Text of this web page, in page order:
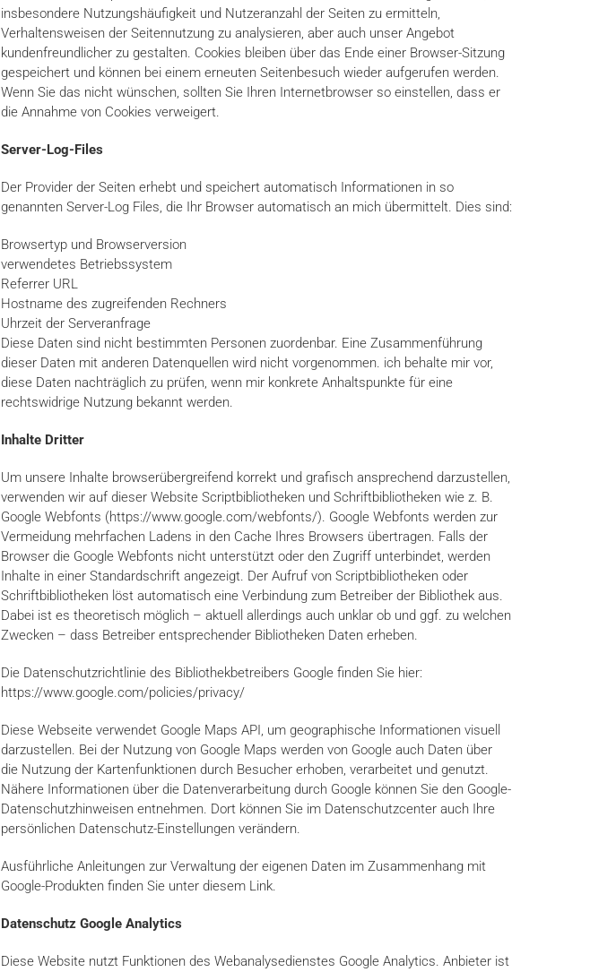
insbesondere Nutzungshäufigkeit und Nutzeranzahl der Seiten zu ermitteln,
Verhaltensweisen der Seitennutzung zu analysieren, aber auch unser Angebot
kundenfreundlicher zu gestalten. Cookies bleiben über das Ende einer Browser-Sitzung
gespeichert und können bei einem erneuten Seitenbesuch wieder aufgerufen werden.
Wenn Sie das nicht wünschen, sollten Sie Ihren Internetbrowser so einstellen, dass er
die Annahme von Cookies verweigert.
Server-Log-Files
Der Provider der Seiten erhebt und speichert automatisch Informationen in so
genannten Server-Log Files, die Ihr Browser automatisch an mich übermittelt. Dies sind:
Browsertyp und Browserversion
verwendetes Betriebssystem
Referrer URL
Hostname des zugreifenden Rechners
Uhrzeit der Serveranfrage
Diese Daten sind nicht bestimmten Personen zuordenbar. Eine Zusammenführung
dieser Daten mit anderen Datenquellen wird nicht vorgenommen. ich behalte mir vor,
diese Daten nachträglich zu prüfen, wenn mir konkrete Anhaltspunkte für eine
rechtswidrige Nutzung bekannt werden.
Inhalte Dritter
Um unsere Inhalte browserübergreifend korrekt und grafisch ansprechend darzustellen,
verwenden wir auf dieser Website Scriptbibliotheken und Schriftbibliotheken wie z. B.
Google Webfonts (https://www.google.com/webfonts/). Google Webfonts werden zur
Vermeidung mehrfachen Ladens in den Cache Ihres Browsers übertragen. Falls der
Browser die Google Webfonts nicht unterstützt oder den Zugriff unterbindet, werden
Inhalte in einer Standardschrift angezeigt. Der Aufruf von Scriptbibliotheken oder
Schriftbibliotheken löst automatisch eine Verbindung zum Betreiber der Bibliothek aus.
Dabei ist es theoretisch möglich – aktuell allerdings auch unklar ob und ggf. zu welchen
Zwecken – dass Betreiber entsprechender Bibliotheken Daten erheben.
Die Datenschutzrichtlinie des Bibliothekbetreibers Google finden Sie hier:
https://www.google.com/policies/privacy/
Diese Webseite verwendet Google Maps API, um geographische Informationen visuell
darzustellen. Bei der Nutzung von Google Maps werden von Google auch Daten über
die Nutzung der Kartenfunktionen durch Besucher erhoben, verarbeitet und genutzt.
Nähere Informationen über die Datenverarbeitung durch Google können Sie den Google-
Datenschutzhinweisen entnehmen. Dort können Sie im Datenschutzcenter auch Ihre
persönlichen Datenschutz-Einstellungen verändern.
Ausführliche Anleitungen zur Verwaltung der eigenen Daten im Zusammenhang mit
Google-Produkten finden Sie unter diesem Link.
Datenschutz Google Analytics
Diese Website nutzt Funktionen des Webanalysedienstes Google Analytics. Anbieter ist